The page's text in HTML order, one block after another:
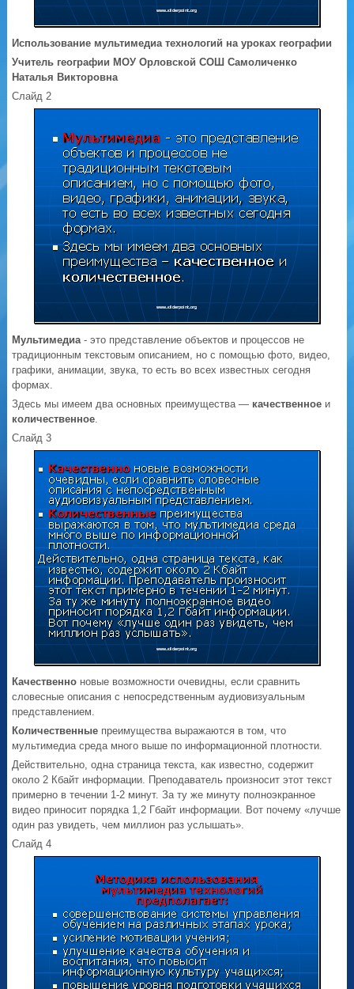
Использование мультимедиа технологий на уроках географии
Учитель географии МОУ Орловской СОШ Самоличенко
Наталья Викторовна
Слайд 2
Мультимедиа- это представление объектов и процессов не
традиционным текстовым описанием, но с помощью фото, видео,
графики, анимации, звука, то есть во всех известных сегодня
формах.
Здесь мы имеем два основных преимущества — качественное и
количественное.
Слайд 3
Качественно новые возможности очевидны, если сравнить
словесные описания с непосредственным аудиовизуальным
представлением.
Количественные преимущества выражаются в том, что
мультимедиа среда много выше по информационной плотности.
Действительно, одна страница текста, как известно, содержит
около 2 Кбайт информации. Преподаватель произносит этот текст
примерно в течении 1-2 минут. За ту же минуту полноэкранное
видео приносит порядка 1,2 Гбайт информации. Вот почему «лучше
один раз увидеть, чем миллион раз услышать».
Слайд 4